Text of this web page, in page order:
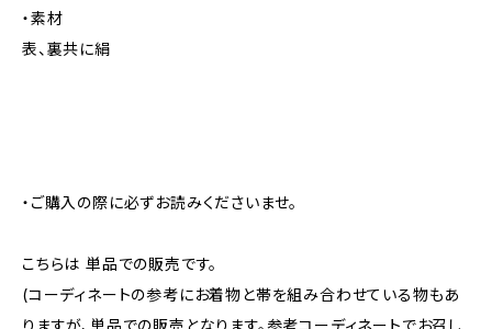
・素材
表、裏共に絹
・ご購入の際に必ずお読みくださいませ。
こちらは 単品での販売です。
(コーディネートの参考にお着物と帯を組み合わせている物もあ
りますが、単品での販売となります。参考コーディネートでお召し